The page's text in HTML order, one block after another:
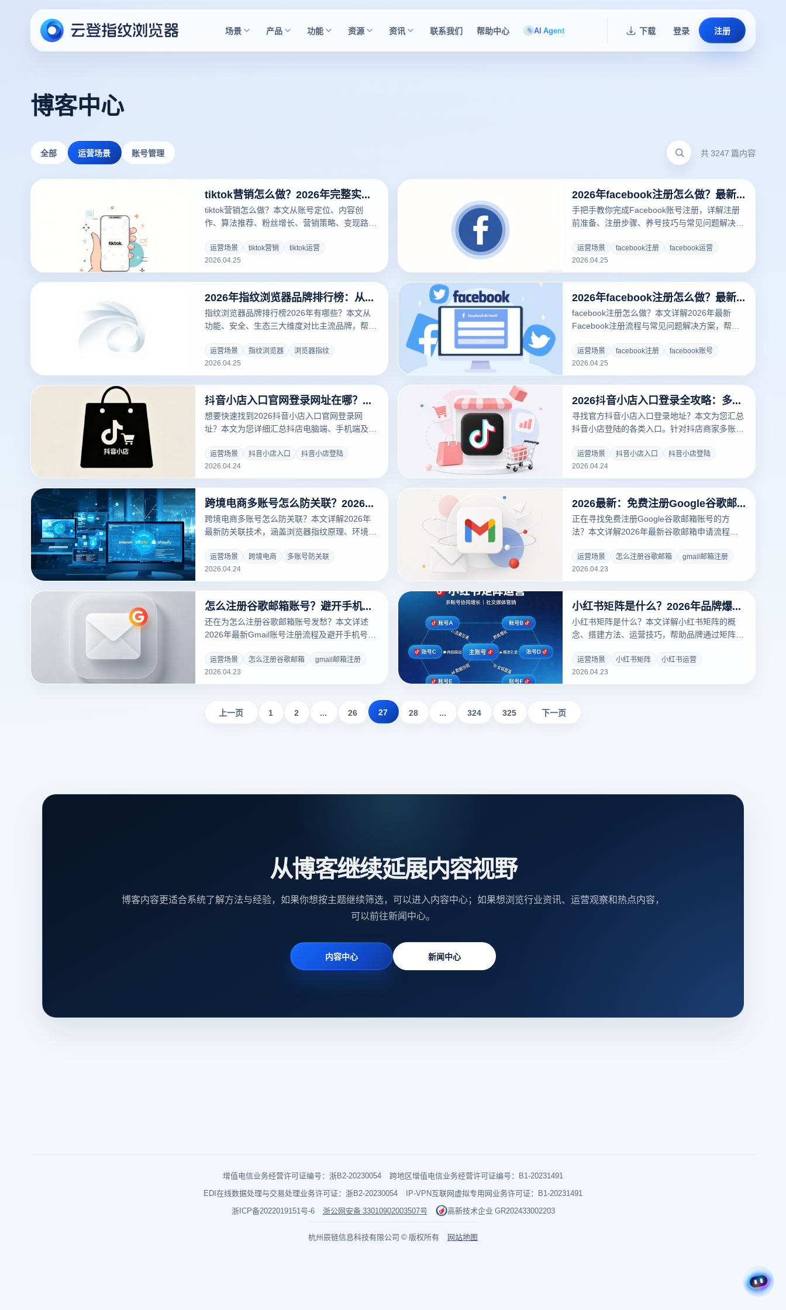
场景 产品 功能 资源 资讯 联系我们 帮助中心 AI Agent 下载 登录 注册
博客中心
全部 运营场景 账号管理 共 3247 篇内容
tiktok营销怎么做？2026年完整实操指南
tiktok营销怎么做？本文从账号定位、内容创
作、算法推荐、粉丝增长、营销策略、变现路径
路。
运营场景 tiktok营销
tiktok运营
2026.04.25
2026年facebook注册怎么做？最新注册流程与常见问题
手把手教你完成Facebook账号注册，详解注册
前准备、注册步骤、养号技巧与常见问题解决方
运营场景 facebook注册
facebook运营
2026.04.25
2026年指纹浏览器品牌排行榜：从功能、安全、生态看谁更值得选
指纹浏览器品牌排行榜2026年有哪些？本文从
功能、安全、生态三大维度对比主流品牌，帮助
运营场景 指纹浏览器
浏览器指纹
2026.04.25
2026年facebook注册怎么做？最新注册流程与常见问题
facebook注册怎么做？本文详解2026年最新
Facebook注册流程与常见问题解决方案，帮助
运营场景 facebook注册
facebook账号
2026.04.25
抖音小店入口官网登录网址在哪？抖店PC端进入入口与多账号安全管理全攻略
想要快速找到2026抖音小店入口官网登录网
址？本文为您详细汇总抖店电脑端、手机端及移
关联风险，深度解析如何利用专业云登电商浏览
器实现指纹隔离、IP绑定及安全登陆，助您规避
封号风险，高效管理抖音电商矩阵。
运营场景 抖音小店入口
抖音小店登陆
2026.04.24
2026抖音小店入口登录全攻略：多账号安全运营与电商浏览器防封指南
寻找官方抖音小店入口登录地址？本文为您汇总
抖音小店登陆的各类入口。针对抖店商家多账号
现环境隔离、IP防关联，解决异地登录、账号封
禁等风险，助您高效开启兴趣电商之路。
运营场景 抖音小店入口
抖音小店登陆
2026.04.24
跨境电商多账号怎么防关联？2026年实战方案全解析
跨境电商多账号怎么防关联？本文详解2026年
最新防关联技术，涵盖浏览器指纹原理、环境隔
运营场景 跨境电商
多账号防关联
2026.04.24
2026最新：免费注册Google谷歌邮箱账号全攻略，解决手机号验证难题
正在寻找免费注册Google谷歌邮箱账号的方
法？本文详解2026年最新谷歌邮箱申请流程及
号管理需求，深度解析如何利用云登指纹浏览器
构建纯净环境，解决手机验证失败与账号关联封
禁难题。
运营场景 怎么注册谷歌邮箱
gmail邮箱注册
2026.04.23
怎么注册谷歌邮箱账号？避开手机号验证失败的Gmail注册全攻略
还在为怎么注册谷歌邮箱账号发愁？本文详述
2026年最新Gmail账号注册流程及避开手机号验
解析利用云登指纹浏览器构建纯净注册环境、防
止账号关联封禁的核心方案，助您高效开启出海
业务。
运营场景 怎么注册谷歌邮箱
gmail邮箱注册
2026.04.23
小红书矩阵是什么？2026年品牌爆款增长完整指南
小红书矩阵是什么？本文详解小红书矩阵的概
念、搭建方法、运营技巧，帮助品牌通过矩阵化
运营场景 小红书矩阵
小红书运营
2026.04.23
上一页 1 2 ... 26 27 28 ... 324 325 下一页
从博客继续延展内容视野
博客内容更适合系统了解方法与经验，如果你想按主题继续筛选，可以进入内容中心；如果想浏览行业资讯、运营观察和热点内容，
可以前往新闻中心。
内容中心 新闻中心
增值电信业务经营许可证编号：浙B2-20230054
跨地区增值电信业务经营许可证编号：B1-20231491
EDI在线数据处理与交易处理业务许可证：浙B2-20230054
IP-VPN互联网虚拟专用网业务许可证：B1-20231491
浙ICP备2022019151号-6
浙公网安备 33010902003507号 高新技术企业 GR202433002203
杭州辰链信息科技有限公司 © 版权所有 网站地图